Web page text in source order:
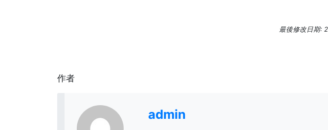
最後修改日期:
作者
admin